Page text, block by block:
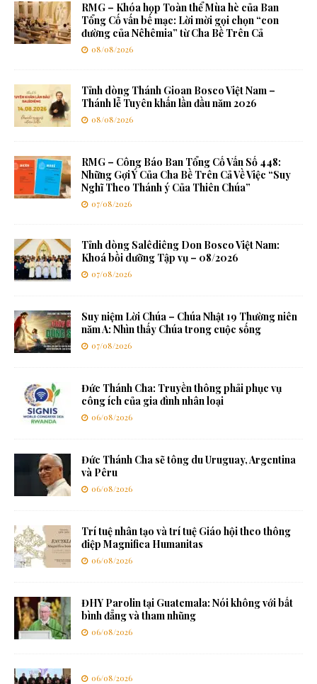
RMG – Khóa họp Toàn thể Mùa hè của Ban
Tổng Cố vấn bế mạc: Lời mời gọi chọn “con
đường của Nêhêmia” từ Cha Bề Trên Cả
08/08/2026
Tỉnh dòng Thánh Gioan Bosco Việt Nam –
Thánh lễ Tuyên khấn lần đầu năm 2026
08/08/2026
RMG – Công Báo Ban Tổng Cố Vấn Số 448:
Những Gợi Ý Của Cha Bề Trên Cả Về Việc “Suy
Nghĩ Theo Thánh ý Của Thiên Chúa”
07/08/2026
Tỉnh dòng Salêdiêng Don Bosco Việt Nam:
Khoá bồi dưỡng Tập vụ – 08/2026
07/08/2026
Suy niệm Lời Chúa – Chúa Nhật 19 Thường niên
năm A: Nhìn thấy Chúa trong cuộc sống
07/08/2026
Đức Thánh Cha: Truyền thông phải phục vụ
công ích của gia đình nhân loại
06/08/2026
Đức Thánh Cha sẽ tông du Uruguay, Argentina
và Pêru
06/08/2026
Trí tuệ nhân tạo và trí tuệ Giáo hội theo thông
điệp Magnifica Humanitas
06/08/2026
ĐHY Parolin tại Guatemala: Nói không với bất
bình đẳng và tham nhũng
06/08/2026
06/08/2026